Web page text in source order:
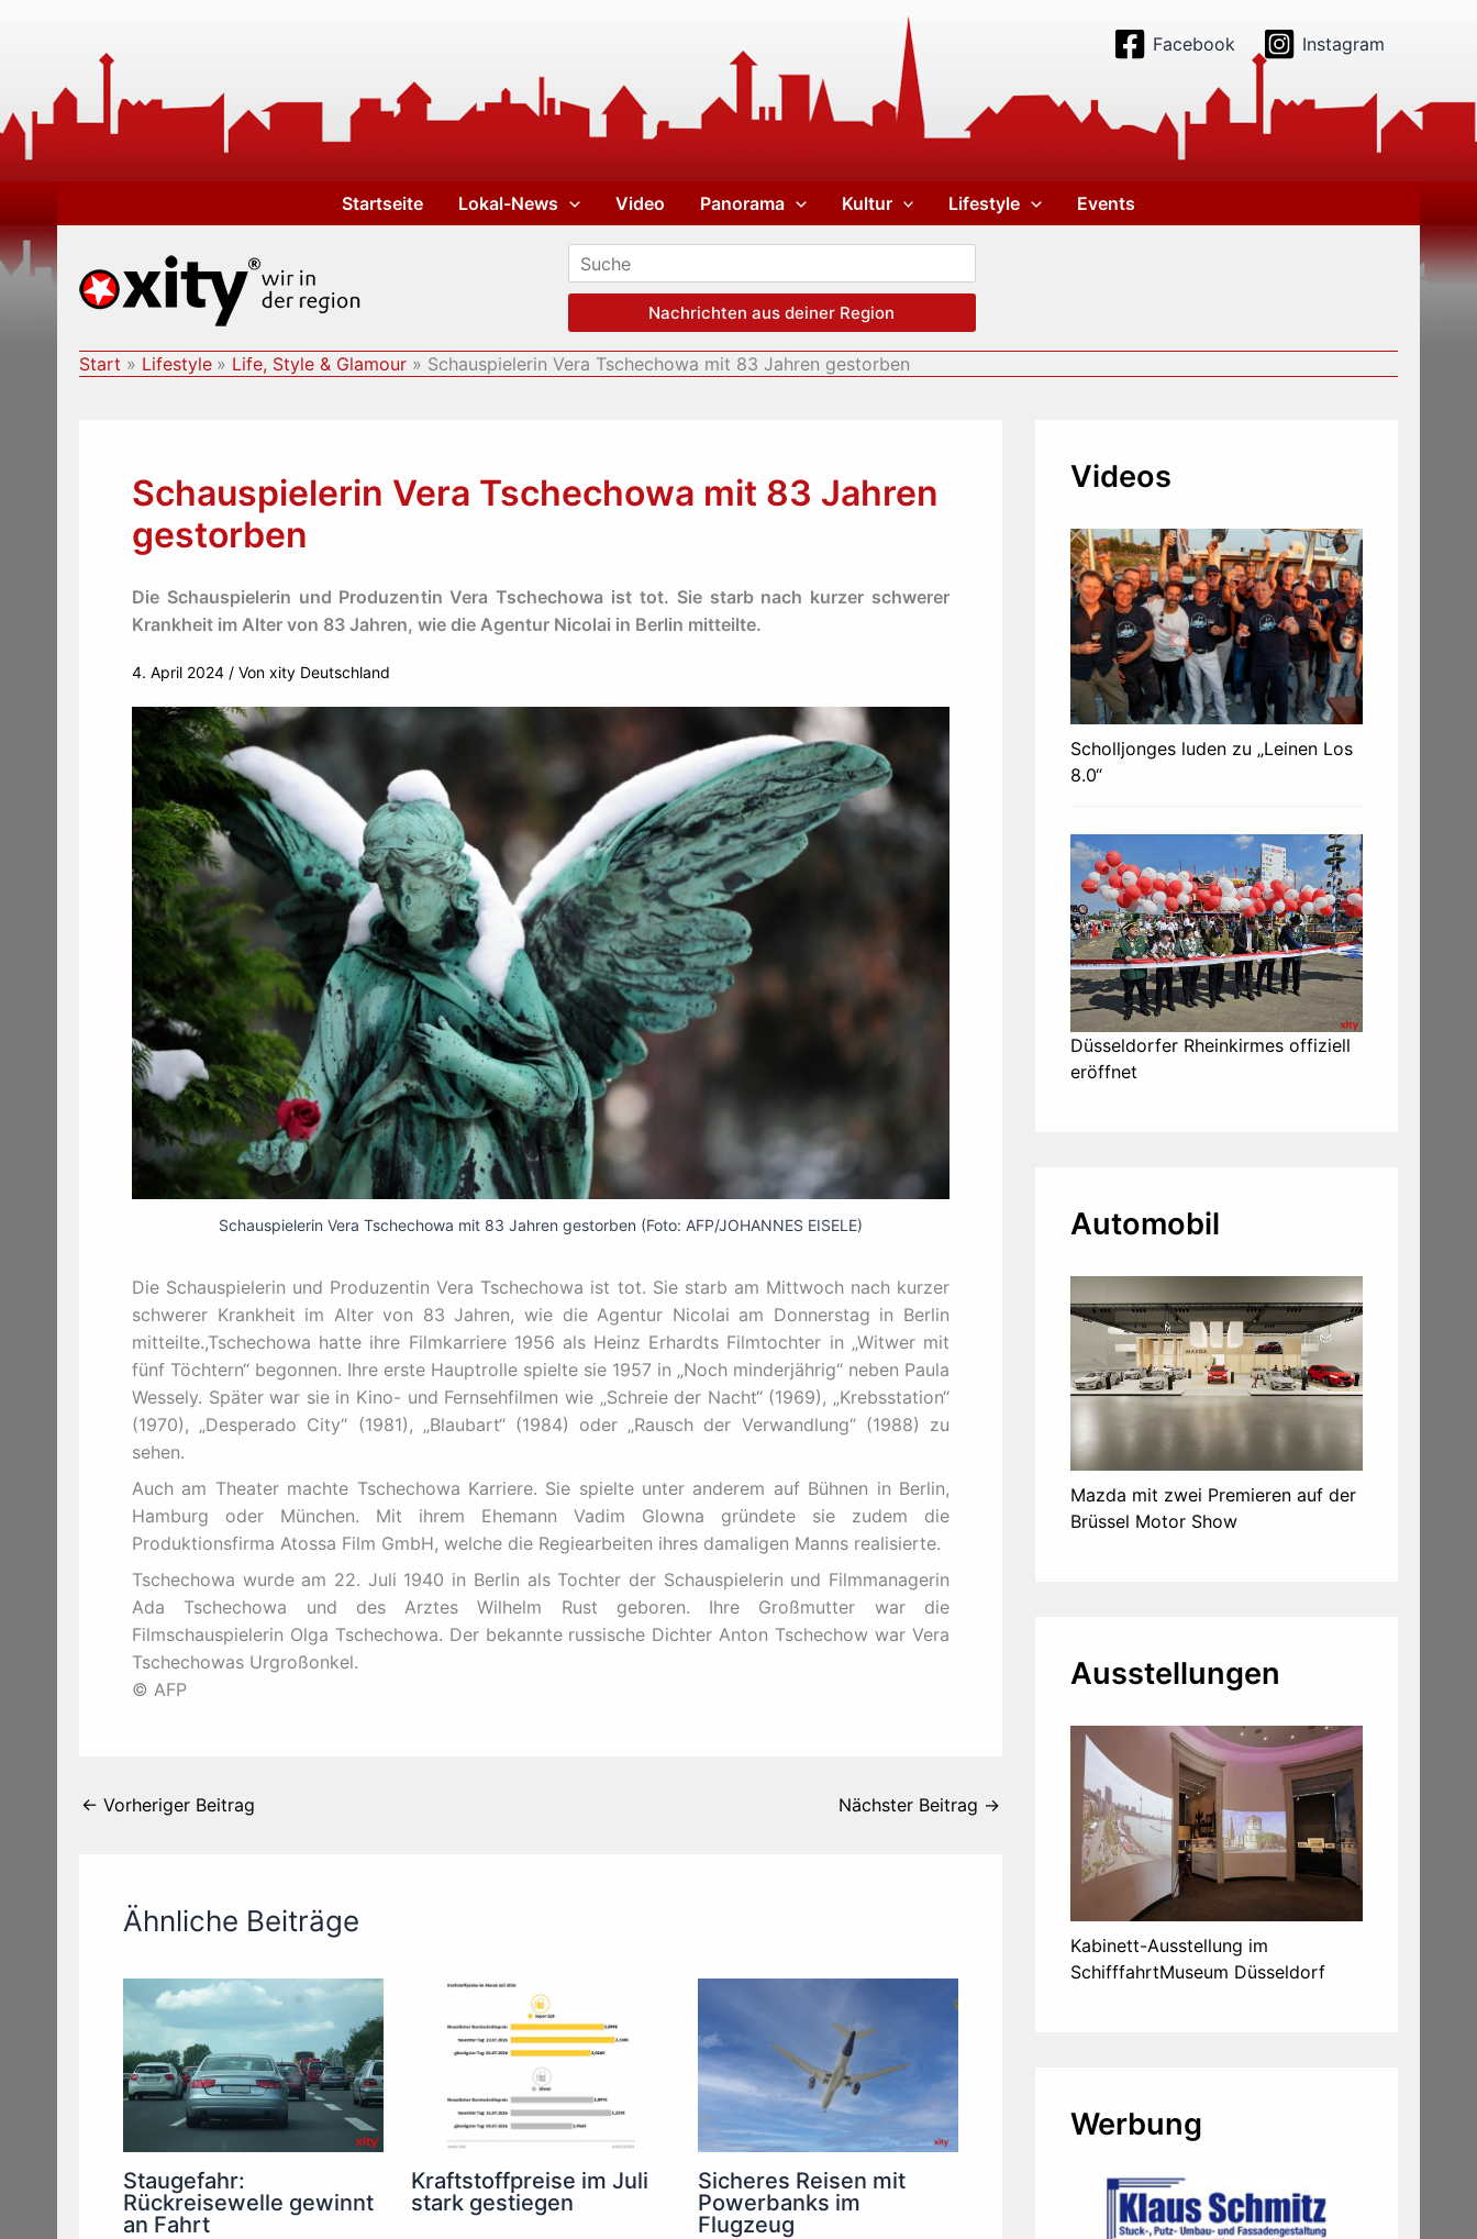
Facebook Instagram
Startseite Lokal-News Video Panorama Kultur Lifestyle Events
Nachrichten aus deiner Region
Start Lifestyle Life, Style & Glamour Schauspielerin Vera Tschechowa mit 83 Jahren gestorben
Schauspielerin Vera Tschechowa mit 83 Jahren
gestorben
Die Schauspielerin und Produzentin Vera Tschechowa ist tot. Sie starb nach kurzer schwerer
Krankheit im Alter von 83 Jahren, wie die Agentur Nicolai in Berlin mitteilte.
4. April 2024 / Von xity Deutschland
Schauspielerin Vera Tschechowa mit 83 Jahren gestorben (Foto: AFP/JOHANNES EISELE)
Die Schauspielerin und Produzentin Vera Tschechowa ist tot. Sie starb am Mittwoch nach kurzer
schwerer Krankheit im Alter von 83 Jahren, wie die Agentur Nicolai am Donnerstag in Berlin
mitteilte.,Tschechowa hatte ihre Filmkarriere 1956 als Heinz Erhardts Filmtochter in „Witwer mit
fünf Töchtern“ begonnen. Ihre erste Hauptrolle spielte sie 1957 in „Noch minderjährig“ neben Paula
Wessely. Später war sie in Kino- und Fernsehfilmen wie „Schreie der Nacht“ (1969), „Krebsstation“
(1970), „Desperado City“ (1981), „Blaubart“ (1984) oder „Rausch der Verwandlung“ (1988) zu
sehen.
Auch am Theater machte Tschechowa Karriere. Sie spielte unter anderem auf Bühnen in Berlin,
Hamburg oder München. Mit ihrem Ehemann Vadim Glowna gründete sie zudem die
Produktionsfirma Atossa Film GmbH, welche die Regiearbeiten ihres damaligen Manns realisierte.
Tschechowa wurde am 22. Juli 1940 in Berlin als Tochter der Schauspielerin und Filmmanagerin
Ada Tschechowa und des Arztes Wilhelm Rust geboren. Ihre Großmutter war die
Filmschauspielerin Olga Tschechowa. Der bekannte russische Dichter Anton Tschechow war Vera
Tschechowas Urgroßonkel.
© AFP
← Vorheriger Beitrag Nächster Beitrag →
Ähnliche Beiträge
Staugefahr:
Rückreisewelle gewinnt
an Fahrt
Kraftstoffpreise im Juli
stark gestiegen
Sicheres Reisen mit
Powerbanks im
Flugzeug
Videos
Scholljonges luden zu „Leinen Los
8.0“
Düsseldorfer Rheinkirmes offiziell
eröffnet
Automobil
Mazda mit zwei Premieren auf der
Brüssel Motor Show
Ausstellungen
Kabinett-Ausstellung im
SchifffahrtMuseum Düsseldorf
Werbung